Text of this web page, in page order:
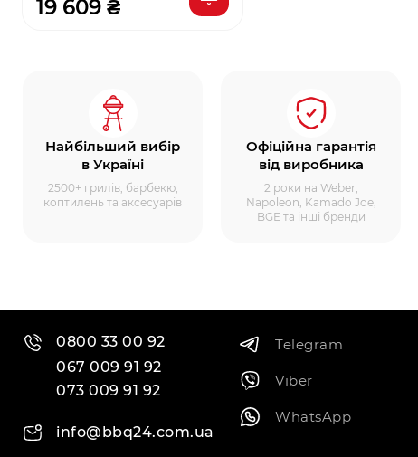
19 609 ₴
Найбільший вибір
в Україні
2500+ грилів, барбекю,
коптилень та аксесуарів
Офіційна гарантія
від виробника
2 роки на Weber,
Napoleon, Kamado Joe,
BGE та інші бренди
0800 33 00 92
067 009 91 92
073 009 91 92
info@bbq24.com.ua
Telegram
Viber
WhatsApp